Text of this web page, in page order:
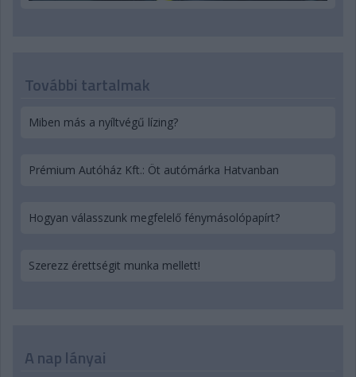
További tartalmak
Miben más a nyíltvégű lízing?
Prémium Autóház Kft.: Öt autómárka Hatvanban
Hogyan válasszunk megfelelő fénymásolópapírt?
Szerezz érettségit munka mellett!
A nap lányai